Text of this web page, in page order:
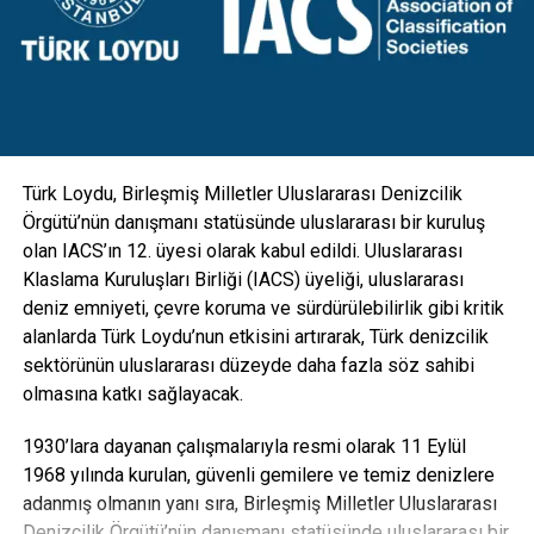
donatıldı. Aydınlatmanın yanı sıra kamera, GSM, hoparlör
gibi ekipmanlarla da entegre edilebilecek esneklikte
Türk Loydu, Birleşmiş Milletler Uluslararası Denizcilik
Örgütü’nün danışmanı statüsünde uluslararası bir kuruluş
olan IACS’ın 12. üyesi olarak kabul edildi. Uluslararası
Klaslama Kuruluşları Birliği (IACS) üyeliği, uluslararası
deniz emniyeti, çevre koruma ve sürdürülebilirlik gibi kritik
alanlarda Türk Loydu’nun etkisini artırarak, Türk denizcilik
sektörünün uluslararası düzeyde daha fazla söz sahibi
olmasına katkı sağlayacak.
1930’lara dayanan çalışmalarıyla resmi olarak 11 Eylül
1968 yılında kurulan, güvenli gemilere ve temiz denizlere
adanmış olmanın yanı sıra, Birleşmiş Milletler Uluslararası